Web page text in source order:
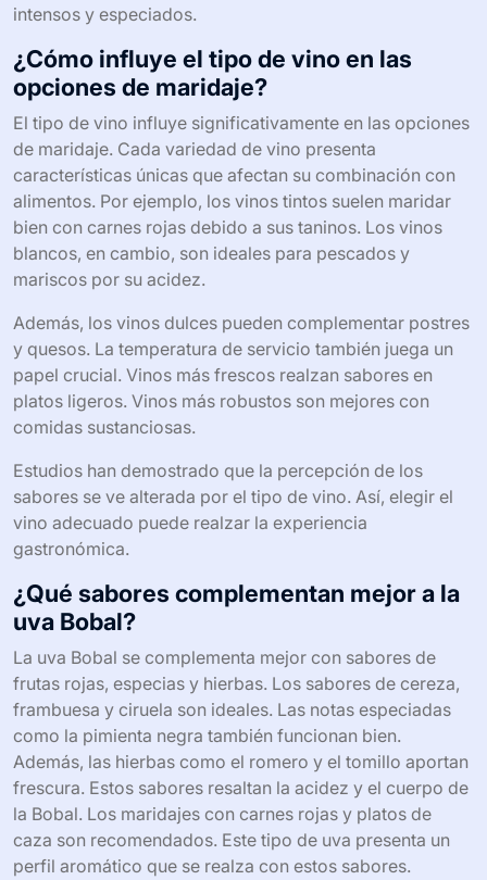
intensos y especiados.
¿Cómo influye el tipo de vino en las
opciones de maridaje?
El tipo de vino influye significativamente en las opciones
de maridaje. Cada variedad de vino presenta
características únicas que afectan su combinación con
alimentos. Por ejemplo, los vinos tintos suelen maridar
bien con carnes rojas debido a sus taninos. Los vinos
blancos, en cambio, son ideales para pescados y
mariscos por su acidez.
Además, los vinos dulces pueden complementar postres
y quesos. La temperatura de servicio también juega un
papel crucial. Vinos más frescos realzan sabores en
platos ligeros. Vinos más robustos son mejores con
comidas sustanciosas.
Estudios han demostrado que la percepción de los
sabores se ve alterada por el tipo de vino. Así, elegir el
vino adecuado puede realzar la experiencia
gastronómica.
¿Qué sabores complementan mejor a la
uva Bobal?
La uva Bobal se complementa mejor con sabores de
frutas rojas, especias y hierbas. Los sabores de cereza,
frambuesa y ciruela son ideales. Las notas especiadas
como la pimienta negra también funcionan bien.
Además, las hierbas como el romero y el tomillo aportan
frescura. Estos sabores resaltan la acidez y el cuerpo de
la Bobal. Los maridajes con carnes rojas y platos de
caza son recomendados. Este tipo de uva presenta un
perfil aromático que se realza con estos sabores.